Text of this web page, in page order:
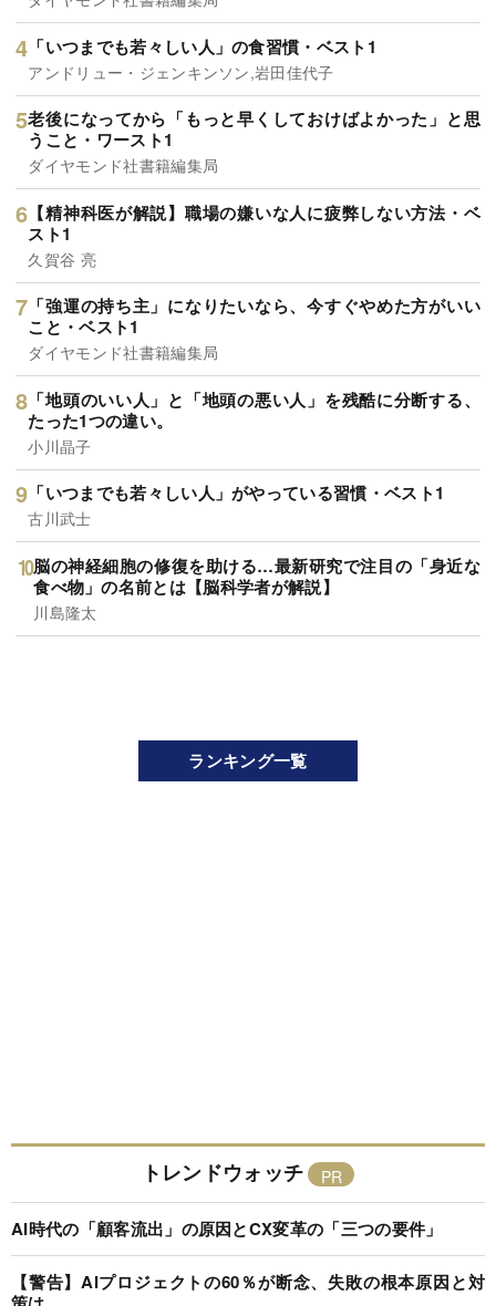
「いつまでも若々しい人」の食習慣・ベスト1
アンドリュー・ジェンキンソン,岩田佳代子
老後になってから「もっと早くしておけばよかった」と思
うこと・ワースト1
ダイヤモンド社書籍編集局
【精神科医が解説】職場の嫌いな人に疲弊しない方法・ベ
スト1
久賀谷 亮
「強運の持ち主」になりたいなら、今すぐやめた方がいい
こと・ベスト1
ダイヤモンド社書籍編集局
「地頭のいい人」と「地頭の悪い人」を残酷に分断する、
たった1つの違い。
小川晶子
「いつまでも若々しい人」がやっている習慣・ベスト1
古川武士
脳の神経細胞の修復を助ける…最新研究で注目の「身近な
食べ物」の名前とは【脳科学者が解説】
川島隆太
ランキング一覧
トレンドウォッチ
AI時代の「顧客流出」の原因とCX変革の「三つの要件」
【警告】AIプロジェクトの60％が断念、失敗の根本原因と対